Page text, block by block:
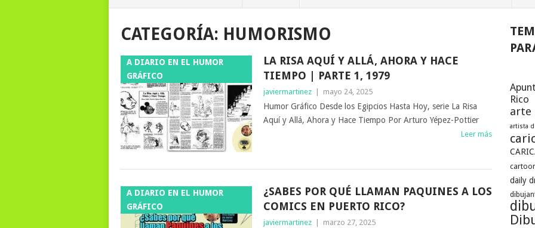
CATEGORÍA: HUMORISMO
A DIARIO EN EL HUMOR
GRÁFICO
LA RISA AQUÍ Y ALLÁ, AHORA Y HACE
TIEMPO | PARTE 1, 1979
javiermartinez | mayo 24, 2025
Humor Gráfico Desde los Egipcios Hasta Hoy, serie La Risa
Aquí y Allá, Ahora y Hace Tiempo Por Arturo Yépez-Pottier
Leer más
A DIARIO EN EL HUMOR
GRÁFICO
¿SABES POR QUÉ LLAMAN PAQUINES A LOS
COMICS EN PUERTO RICO?
javiermartinez | marzo 27, 2025
Rico
arte
artista
daily